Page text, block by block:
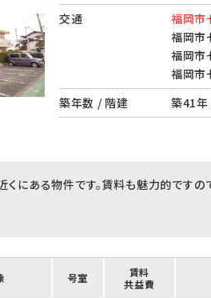
交通
福岡市
福岡市
福岡市
福岡市
築年数 / 階建
築41
くにある物件です。賃料も魅力的ですので
号室
賃料
共益費